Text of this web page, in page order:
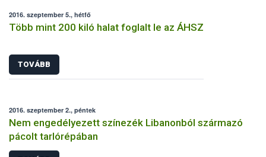
2016. szeptember 5., hétfő
Több mint 200 kiló halat foglalt le az ÁHSZ
TOVÁBB
2016. szeptember 2., péntek
Nem engedélyezett színezék Libanonból származó
pácolt tarlórépában